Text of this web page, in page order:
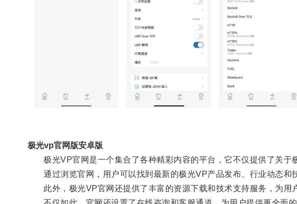
极光vp官网版安卓版
极光VP官网是一个集合了各种精彩内容的平台，它不仅提供了关于
通过浏览官网，用户可以找到最新的极光VP产品发布、行业动态和
此外，极光VP官网还提供了丰富的资源下载和技术支持服务，为用